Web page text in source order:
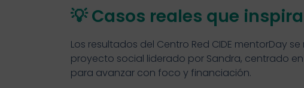
💡 Casos reales que
Los resultados del Centro Red CIDE mentorDay
proyecto social liderado por Sandra, centrado
para avanzar con foco y financiación.